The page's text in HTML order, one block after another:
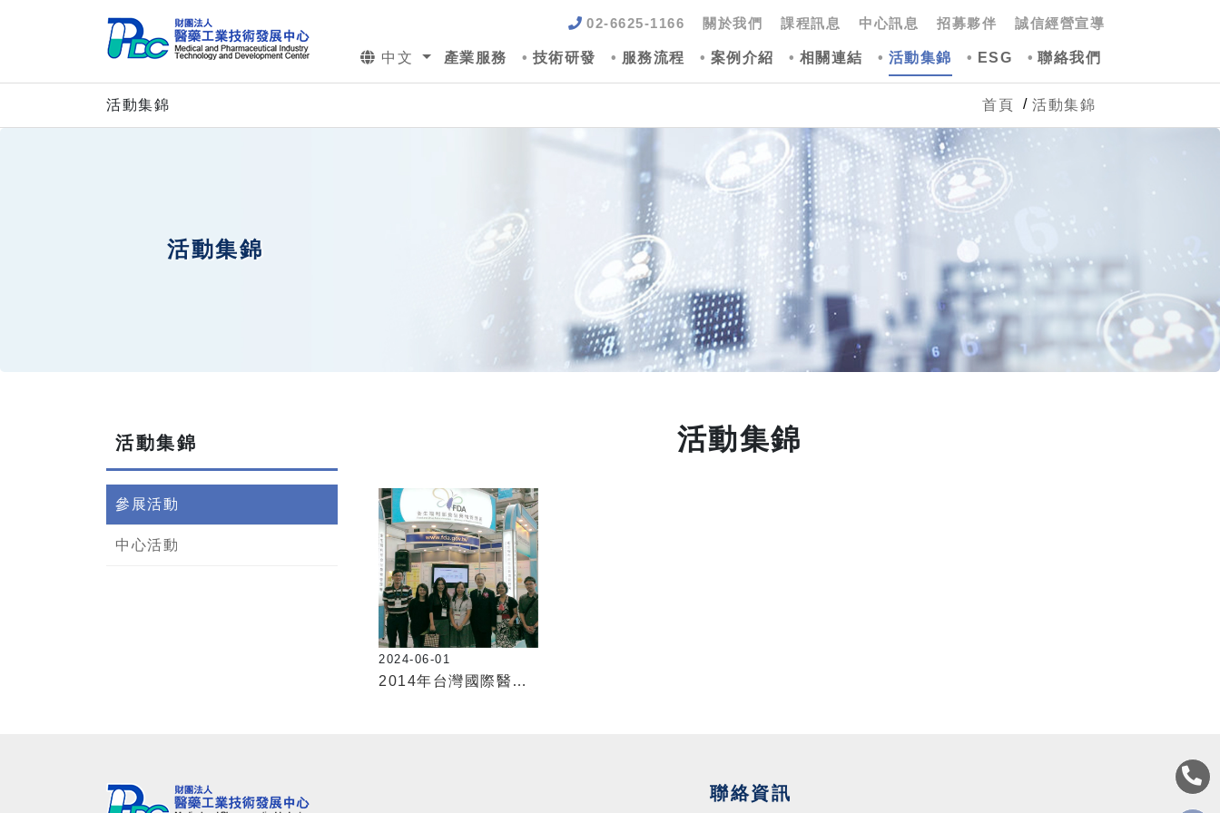
02-6625-1166 關於我們 課程訊息 中心訊息 招募夥伴 誠信經營宣導
中文 產業服務 技術研發 服務流程 案例介紹 相關連結 活動集錦 ESG 聯絡我們
活動集錦 首頁 活動集錦
活動集錦
活動集錦
參展活動
中心活動
活動集錦
2024-06-01
2014年台灣國際醫療展
聯絡資訊